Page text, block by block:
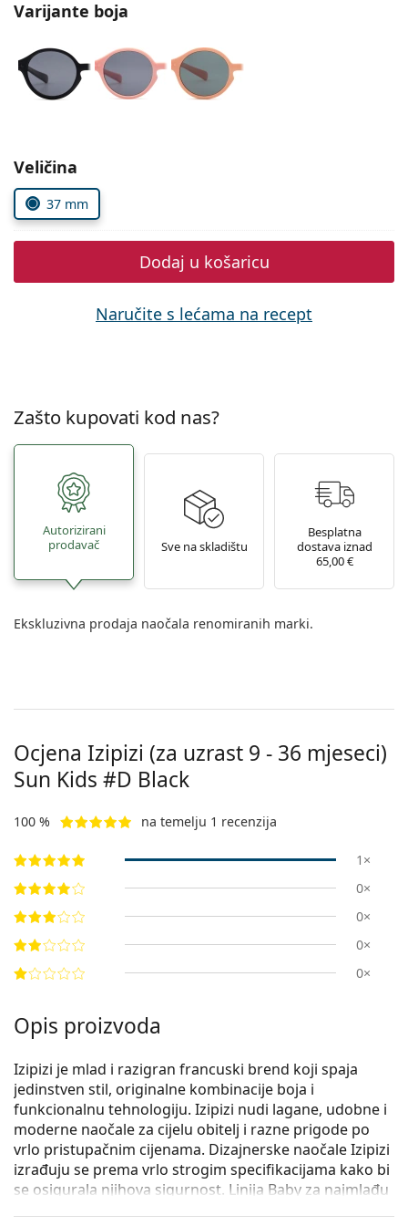
Persol
Prada
Sve marke sunčanih naočala
Varijante boja
Odaberite parametre
Veličina
37 mm
Dodaj u košaricu
Naručite s lećama na recept
Zašto kupovati kod nas?
Autorizirani
prodavač
Sve na skladištu
Besplatna
dostava iznad
65,00 €
Ekskluzivna prodaja naočala renomiranih marki.
Ocjena Izipizi (za uzrast 9 - 36 mjeseci)
Sun Kids #D Black
100 % na temelju 1 recenzija
1×
0×
0×
0×
0×
Opis proizvoda
Izipizi je mlad i razigran francuski brend koji spaja
jedinstven stil, originalne kombinacije boja i
funkcionalnu tehnologiju. Izipizi nudi lagane, udobne i
moderne naočale za cijelu obitelj i razne prigode po
vrlo pristupačnim cijenama. Dizajnerske naočale Izipizi
izrađuju se prema vrlo strogim specifikacijama kako bi
se osigurala njihova sigurnost. Linija Baby za najmlađu